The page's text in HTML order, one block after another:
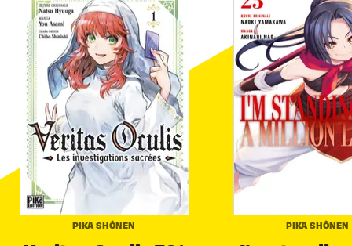
PIKA SHÔNEN PIKA SHÔNEN